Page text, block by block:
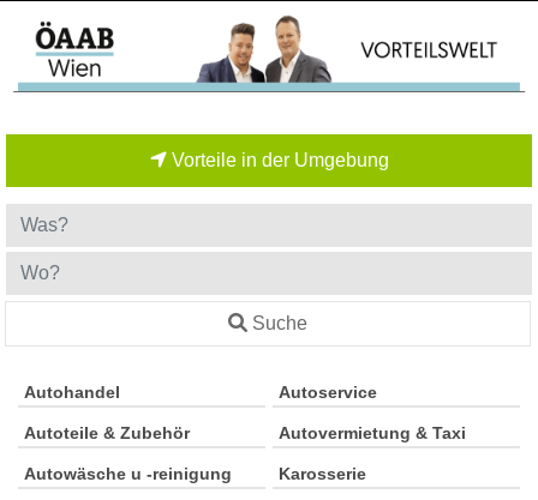
Vorteile in der Umgebung
Suche
Autohandel Autoservice
Autoteile & Zubehör Autovermietung & Taxi
Autowäsche u -reinigung Karosserie